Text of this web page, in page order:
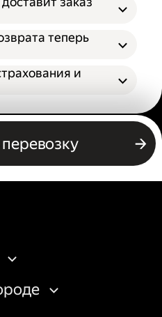
теперь
и
Россия